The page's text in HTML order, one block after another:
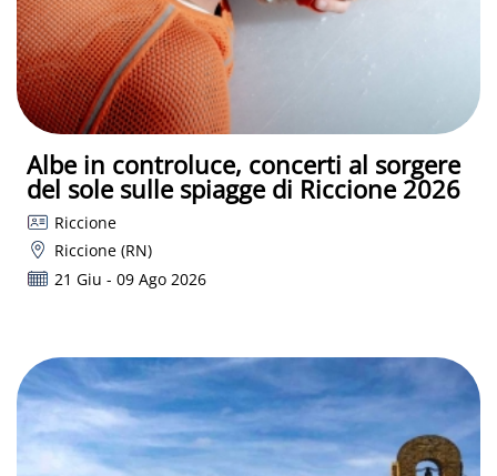
Albe in controluce, concerti al sorgere
del sole sulle spiagge di Riccione 2026
Riccione
Riccione (RN)
21 Giu - 09 Ago 2026